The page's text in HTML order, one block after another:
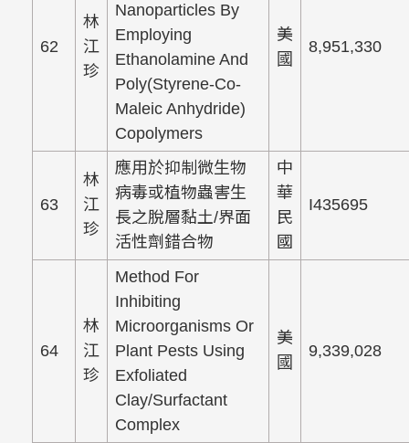
62
林
江
珍
Nanoparticles By
Employing
Ethanolamine And
Poly(Styrene-Co-
Maleic Anhydride)
Copolymers
美
國
8,951,330
63
林
江
珍
應用於抑制微生物
病毒或植物蟲害生
長之脫層黏土/界面
活性劑錯合物
中
華
民
國
I435695
64
林
江
珍
Method For
Inhibiting
Microorganisms Or
Plant Pests Using
Exfoliated
Clay/Surfactant
Complex
美
國
9,339,028